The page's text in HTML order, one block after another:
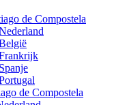
de Compostela
de Compostela